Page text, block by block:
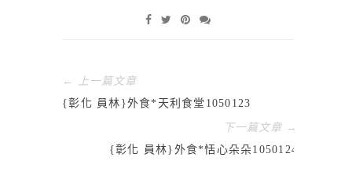
← 上一篇文章
{彰化 員林}外食*天利食堂1050123
下一篇文章 →
{彰化 員林}外食*恬心朵朵1050124